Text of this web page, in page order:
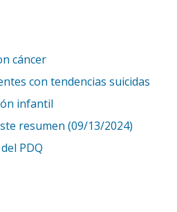
cáncer
con tendencias suicidas
infantil
resumen (09/13/2024)
PDQ